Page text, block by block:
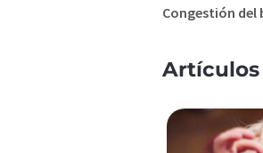
Congestión del
Artículos